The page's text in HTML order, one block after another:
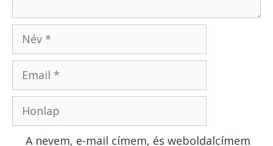
Gyümölcsnyárs gyerekekkel
Krumplis palacsinta
Szólj hozzá!